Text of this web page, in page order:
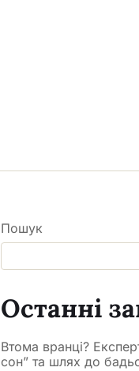
Пошук
Останні
Втома вранці?
сон” та шлях до